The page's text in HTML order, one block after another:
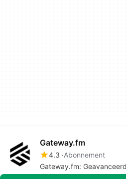
Gateway.fm
4.3 Abonnement
Gateway.fm: